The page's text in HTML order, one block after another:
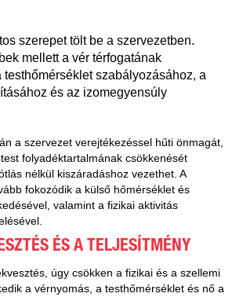
szerepet tölt be a szervezetben.
mellett a vér térfogatának
testhőmérséklet szabályozásához, a
és az izomegyensúly
a szervezet verejtékezéssel hűti önmagát,
folyadéktartalmának csökkenését
nélkül kiszáradáshoz vezethet. A
fokozódik a külső hőmérséklet és
valamint a fizikai aktivitás
ÉS A TELJESÍTMÉNY
úgy csökken a fizikai és a szellemi
a vérnyomás, a testhőmérséklet és nő a